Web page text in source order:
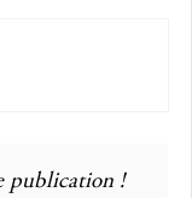
publication !